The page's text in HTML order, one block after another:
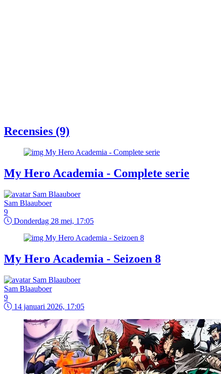
Recensies (9)
My Hero Academia - Complete serie
Sam Blaauboer
9
Donderdag 28 mei, 17:05
My Hero Academia - Seizoen 8
Sam Blaauboer
9
14 januari 2026, 17:05